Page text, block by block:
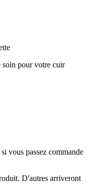
pour votre cuir
si vous passez commande
D'autres arriveront